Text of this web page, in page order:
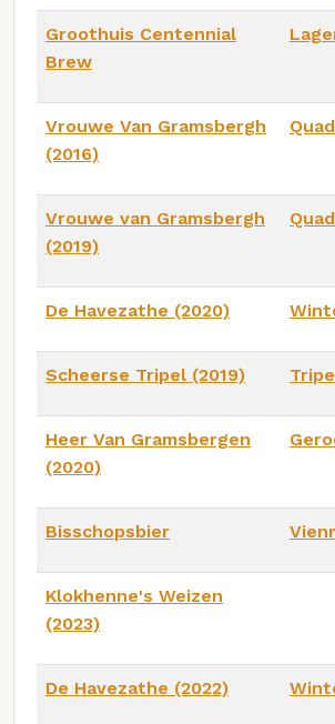
Groothuis Centennial
Brew
Vrouwe Van Gramsbergh
(2016)
Vrouwe van Gramsbergh
(2019)
De Havezathe (2020)
Scheerse Tripel (2019)
Heer Van Gramsbergen
(2020)
Bisschopsbier
Klokhenne's Weizen
(2023)
De Havezathe (2022)